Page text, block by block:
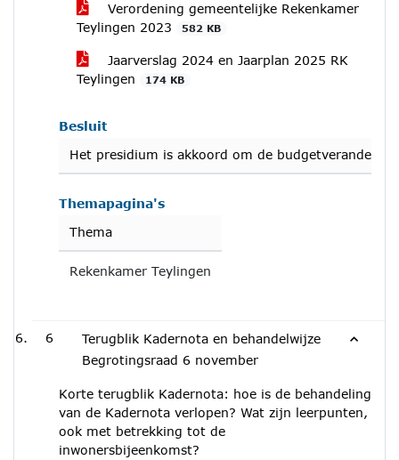
Verordening gemeentelijke Rekenkamer
Teylingen 2023
582 KB
Jaarverslag 2024 en Jaarplan 2025 RK
Teylingen
174 KB
Besluit
Het presidium is akkoord om de
Themapagina's
Thema
Rekenkamer Teylingen
6
Terugblik Kadernota en behandelwijze
Begrotingsraad 6 november
Korte terugblik Kadernota: hoe is de behandeling
van de Kadernota verlopen? Wat zijn leerpunten,
ook met betrekking tot de
inwonersbijeenkomst?